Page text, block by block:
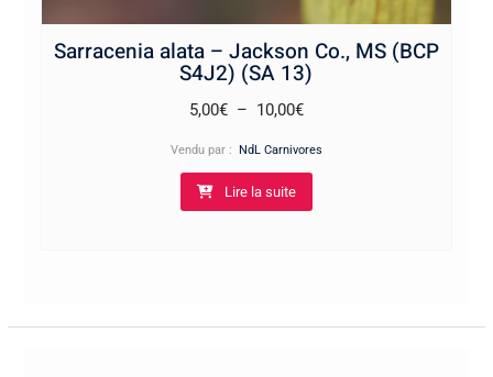
Sarracenia alata – Jackson Co., MS (BCP
S4J2) (SA 13)
5,00€ – 10,00€Plage
Vendu par : NdL Carnivores
Lire la suite